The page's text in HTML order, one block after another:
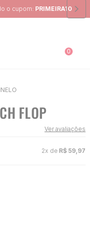
acima de R$ 399,00
0
FLOP
Ver avaliações
2x de R$ 59 97